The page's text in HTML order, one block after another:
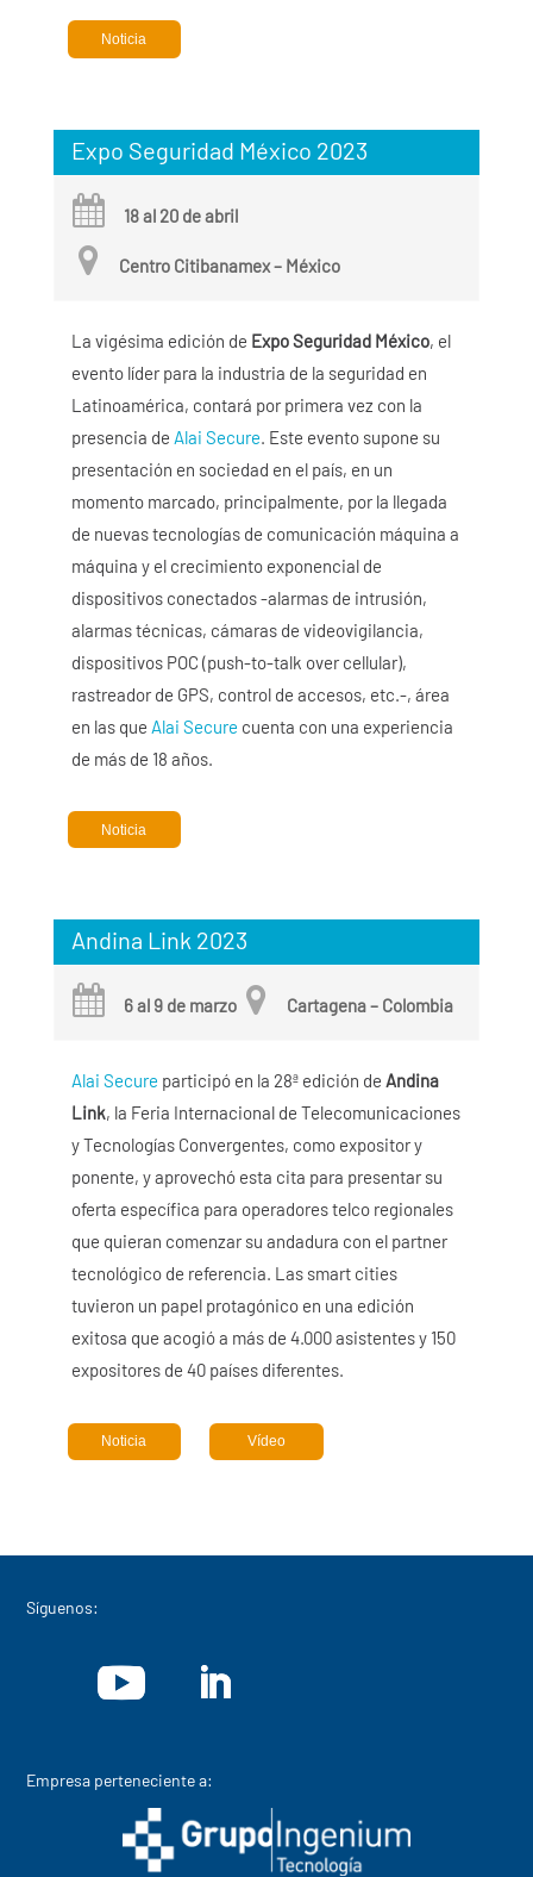
Noticia
Expo Seguridad México 2023
18 al 20 de abril
Centro Citibanamex – México
La vigésima edición de Expo Seguridad México, el
evento líder para la industria de la seguridad en
Latinoamérica, contará por primera vez con la
presencia de Alai Secure. Este evento supone su
presentación en sociedad en el país, en un
momento marcado, principalmente, por la llegada
de nuevas tecnologías de comunicación máquina a
máquina y el crecimiento exponencial de
dispositivos conectados -alarmas de intrusión,
alarmas técnicas, cámaras de videovigilancia,
dispositivos POC (push-to-talk over cellular),
rastreador de GPS, control de accesos, etc.-, área
en las que Alai Secure cuenta con una experiencia
de más de 18 años.
Noticia
Andina Link 2023
6 al 9 de marzo Cartagena – Colombia
Alai Secure participó en la 28ª edición de Andina
Link, la Feria Internacional de Telecomunicaciones
y Tecnologías Convergentes, como expositor y
ponente, y aprovechó esta cita para presentar su
oferta específica para operadores telco regionales
que quieran comenzar su andadura con el partner
tecnológico de referencia. Las smart cities
tuvieron un papel protagónico en una edición
exitosa que acogió a más de 4.000 asistentes y 150
expositores de 40 países diferentes.
Noticia Vídeo
Síguenos:
Empresa perteneciente a: